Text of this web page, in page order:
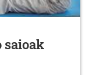
saioak